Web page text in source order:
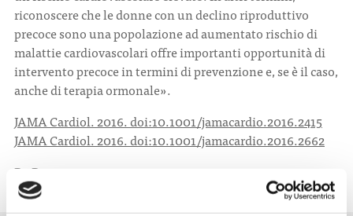
riconoscere che le donne con un declino riproduttivo
precoce sono una popolazione ad aumentato rischio di
malattie cardiovascolari offre importanti opportunità di
intervento precoce in termini di prevenzione e, se è il caso,
anche di terapia ormonale».
JAMA Cardiol. 2016. doi:10.1001/jamacardio.2016.2415
JAMA Cardiol. 2016. doi:10.1001/jamacardio.2016.2662
Da Doctor33